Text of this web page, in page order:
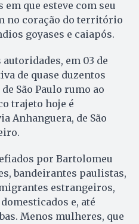
que esteve com seu
no coração do território
goyases e caiapós.
em 03 de
de quase duzentos
São Paulo rumo ao
trajeto hoje é
Anhanguera, de São
por Bartolomeu
bandeirantes paulistas,
estrangeiros,
e, até
Menos mulheres, que